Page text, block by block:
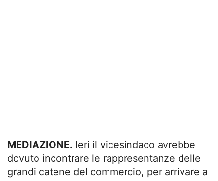
MEDIAZIONE. Ieri il vicesindaco avrebbe
dovuto incontrare le rappresentanze delle
grandi catene del commercio, per arrivare a